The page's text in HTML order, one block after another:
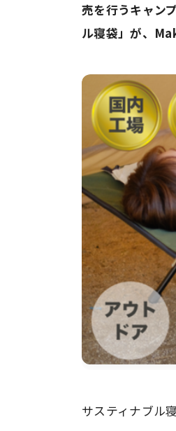
売を行うキャン
ル寝袋」が、
サスティナブル